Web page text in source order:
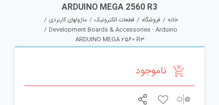
ARDUINO MEGA 2560 R3
خانه / فروشگاه / قطعات الکترونیک / ماژولهای کاربردی /
Development Boards & Accessories - Arduino
/
ARDUINO MEGA 2560 R3
ناموجود